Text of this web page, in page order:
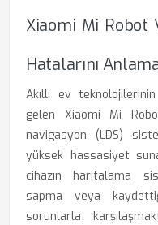
Xiaomi Mi Robot
Hatalarını
Akıllı ev
gelen Xiaomi Mi
navigasyon (LDS)
yüksek hassasiyet
cihazın haritalama
sapma veya
sorunlarla